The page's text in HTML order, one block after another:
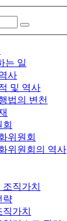
는 일
사
및 역사
법의 변천
위원회
위원회의 역사
직가치
략
직가치